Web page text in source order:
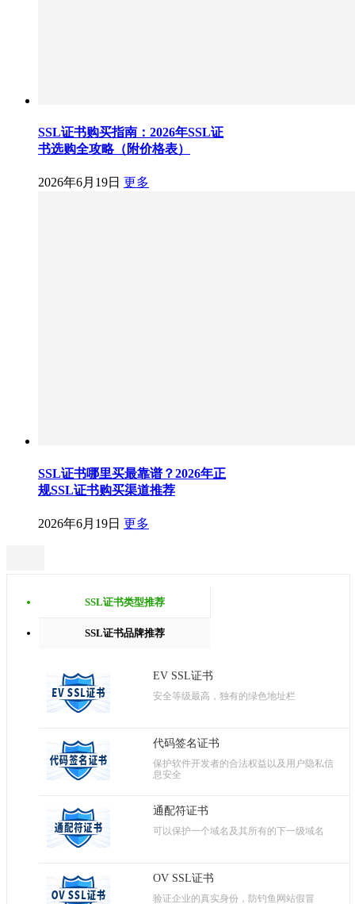
SSL证书购买指南：2026年SSL证
书选购全攻略（附价格表）
2026年6月19日 更多
SSL证书哪里买最靠谱？2026年正
规SSL证书购买渠道推荐
2026年6月19日 更多
SSL证书类型推荐
SSL证书品牌推荐
EV SSL证书
安全等级最高，独有的绿色地址栏
代码签名证书
保护软件开发者的合法权益以及用户隐私信
息安全
通配符证书
可以保护一个域名及其所有的下一级域名
OV SSL证书
验证企业的真实身份，防钓鱼网站假冒